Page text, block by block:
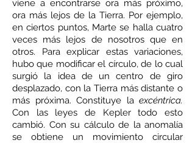
viene a encontrarse ora más próximo,
ora más lejos de la Tierra. Por ejemplo,
en ciertos puntos, Marte se halla cuatro
veces más lejos de nosotros que en
otros. Para explicar estas variaciones,
hubo que modificar el círculo, de lo cual
surgió la idea de un centro de giro
desplazado, con la Tierra más distante o
más próxima. Constituye la excéntrica.
Con las leyes de Kepler todo esto
cambió. Con su cálculo de la anomalía
se obtiene un movimiento circular